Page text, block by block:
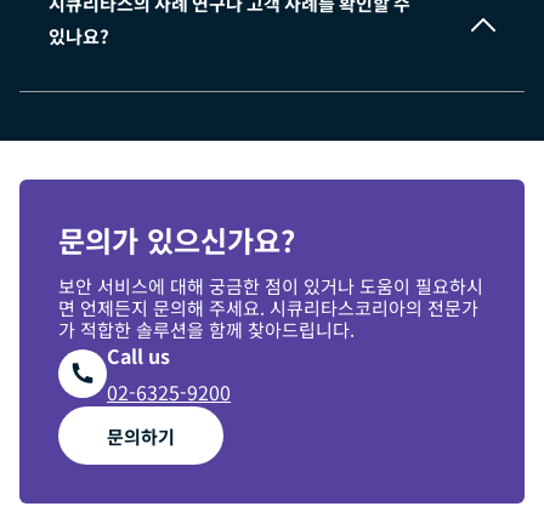
있나요?
직을 어떻게 지원할 수 있는지 자세히 알아보려면 문의해 주
문의가 있으신가요?
보안 서비스에 대해 궁금한 점이 있거나 도움이 필요하시
면 언제든지 문의해 주세요. 시큐리타스코리아의 전문가
가 적합한 솔루션을 함께 찾아드립니다.
Call us
02-6325-9200
문의하기